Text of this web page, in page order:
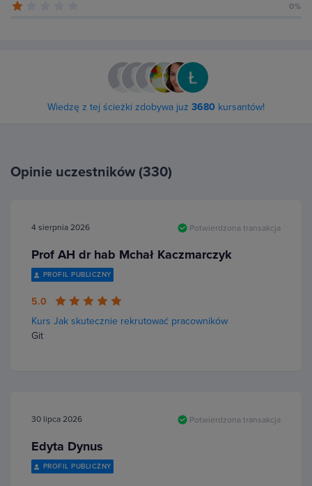
0%
Wiedzę z tej ścieżki zdobywa już 3680 kursantów!
Opinie uczestników (330)
4 sierpnia 2026 Potwierdzona transakcja
Prof AH dr hab Mchał Kaczmarczyk
PROFIL PUBLICZNY
5.0
Kurs Jak skutecznie rekrutować pracowników
Git
30 lipca 2026 Potwierdzona transakcja
Edyta Dynus
PROFIL PUBLICZNY